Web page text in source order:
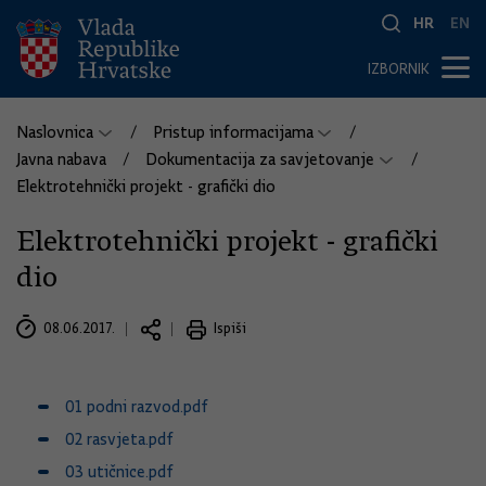
HR EN
IZBORNIK
Naslovnica
Pristup informacijama
Javna nabava
Dokumentacija za savjetovanje
Elektrotehnički projekt - grafički dio
Elektrotehnički projekt - grafički
dio
08.06.2017. Ispiši
01 podni razvod.pdf
02 rasvjeta.pdf
03 utičnice.pdf